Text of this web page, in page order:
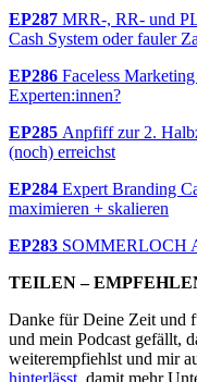
EP287 MRR-, RR- und
Cash System oder fauler
EP286 Faceless
Experten:innen?
EP285 Anpfiff zur 2.
(noch) erreichst
EP284 Expert Branding
maximieren + skalieren
EP283 SOMMERLOCH
TEILEN –
Danke für Deine Zeit und
und mein Podcast gefällt,
weiterempfiehlst und mir